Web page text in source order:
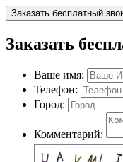
Заказать бесплатный
Заказать
Ваше имя:
Телефон:
Город:
Комментарий: